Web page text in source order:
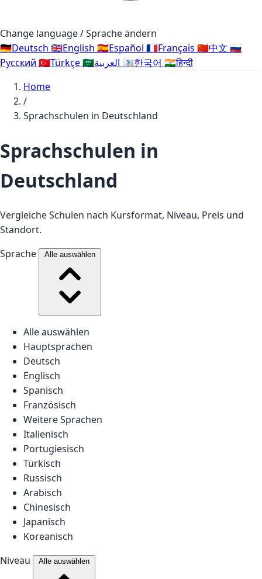
Change language / Sprache ändern
🇩🇪Deutsch 🇬🇧English 🇪🇸Español 🇫🇷Français 🇨🇳中文 🇷🇺
Русский 🇹🇷Türkçe🇸🇦 🇰🇷한국어 🇮🇳हिन्दी
Home
/
Sprachschulen in Deutschland
Sprachschulen in
Deutschland
Vergleiche Schulen nach Kursformat, Niveau, Preis und
Standort.
Sprache
Alle auswählen
Alle auswählen
Hauptsprachen
Deutsch
Englisch
Spanisch
Französisch
Weitere Sprachen
Italienisch
Portugiesisch
Türkisch
Russisch
Arabisch
Chinesisch
Japanisch
Koreanisch
Niveau
Alle auswählen